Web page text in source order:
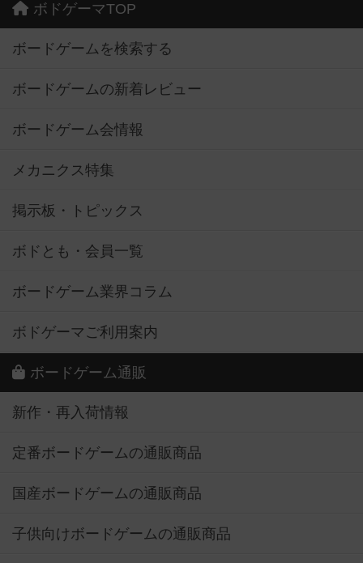
ボドゲーマTOP
ボードゲームを検索する
ボードゲームの新着レビュー
ボードゲーム会情報
メカニクス特集
掲示板・トピックス
ボドとも・会員一覧
ボードゲーム業界コラム
ボドゲーマご利用案内
ボードゲーム通販
新作・再入荷情報
定番ボードゲームの通販商品
国産ボードゲームの通販商品
子供向けボードゲームの通販商品